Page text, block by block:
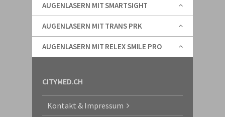
AUGENLASERN MIT SMARTSIGHT
AUGENLASERN MIT TRANS PRK
AUGENLASERN MIT RELEX SMILE PRO
CITYMED.CH
Kontakt & Impressum